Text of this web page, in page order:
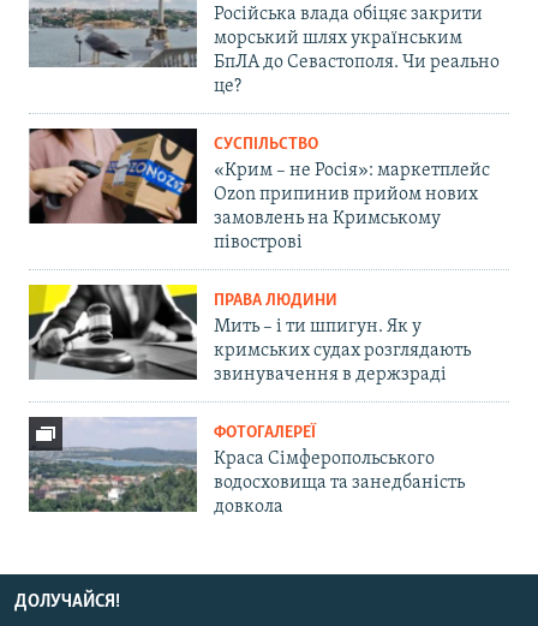
Російська влада обіцяє закрити
морський шлях українським
БпЛА до Севастополя. Чи реально
це?
СУСПІЛЬСТВО
«Крим – не Росія»: маркетплейс
Ozon припинив прийом нових
замовлень на Кримському
півострові
ПРАВА ЛЮДИНИ
Мить – і ти шпигун. Як у
кримських судах розглядають
звинувачення в держзраді
ФОТОГАЛЕРЕЇ
Краса Сімферопольського
водосховища та занедбаність
довкола
ДОЛУЧАЙСЯ!